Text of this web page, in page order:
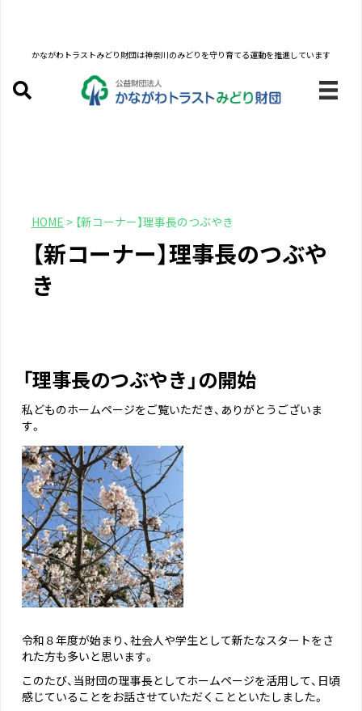
かながわトラストみどり財団は神奈川のみどりを守り育てる運動を推進しています
HOME > 【新コーナー】理事長のつぶやき
【新コーナー】理事長のつぶや
き
「理事長のつぶやき」の開始
私どものホームページをご覧いただき、ありがとうございま
す。
令和８年度が始まり、社会人や学生として新たなスタートをさ
れた方も多いと思います。
このたび、当財団の理事長としてホームページを活用して、日頃
感じていることをお話させていただくことといたしました。